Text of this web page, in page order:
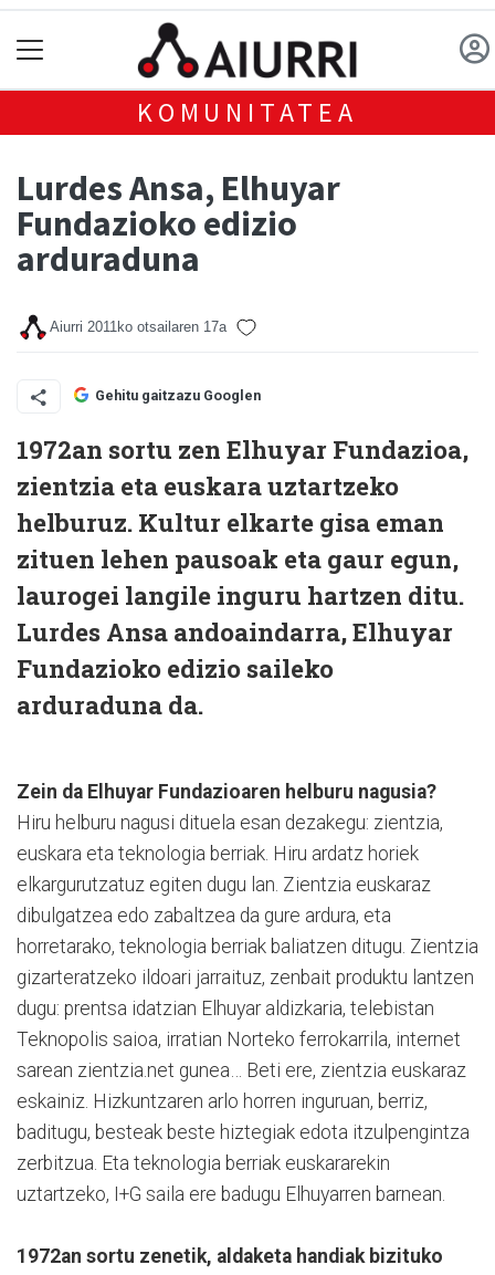
KOMUNITATEA
Lurdes Ansa, Elhuyar
Fundazioko edizio
arduraduna
Aiurri 2011ko otsailaren 17a
Gehitu gaitzazu Googlen
1972an sortu zen Elhuyar Fundazioa,
zientzia eta euskara uztartzeko
helburuz. Kultur elkarte gisa eman
zituen lehen pausoak eta gaur egun,
laurogei langile inguru hartzen ditu.
Lurdes Ansa andoaindarra, Elhuyar
Fundazioko edizio saileko
arduraduna da.
Zein da Elhuyar Fundazioaren helburu nagusia?
Hiru helburu nagusi dituela esan dezakegu: zientzia,
euskara eta teknologia berriak. Hiru ardatz horiek
elkargurutzatuz egiten dugu lan. Zientzia euskaraz
dibulgatzea edo zabaltzea da gure ardura, eta
horretarako, teknologia berriak baliatzen ditugu. Zientzia
gizarteratzeko ildoari jarraituz, zenbait produktu lantzen
dugu: prentsa idatzian Elhuyar aldizkaria, telebistan
Teknopolis saioa, irratian Norteko ferrokarrila, internet
sarean zientzia.net gunea… Beti ere, zientzia euskaraz
eskainiz. Hizkuntzaren arlo horren inguruan, berriz,
baditugu, besteak beste hiztegiak edota itzulpengintza
zerbitzua. Eta teknologia berriak euskararekin
uztartzeko, I+G saila ere badugu Elhuyarren barnean.
1972an sortu zenetik, aldaketa handiak bizituko